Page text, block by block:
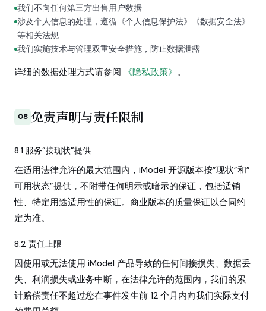
我们不向任何第三方出售用户数据
涉及个人信息的处理，遵循《个人信息保护法》《数据安全法》
等相关法规
我们实施技术与管理双重安全措施，防止数据泄露
详细的数据处理方式请参阅 《隐私政策》 。
08 免责声明与责任限制
8.1 服务”按现状”提供
在适用法律允许的最大范围内，iModel 开源版本按”现状”和”
可用状态”提供，不附带任何明示或暗示的保证，包括适销
性、特定用途适用性的保证。商业版本的质量保证以合同约
定为准。
8.2 责任上限
因使用或无法使用 iModel 产品导致的任何间接损失、数据丢
失、利润损失或业务中断，在法律允许的范围内，我们的累
计赔偿责任不超过您在事件发生前 12 个月内向我们实际支付